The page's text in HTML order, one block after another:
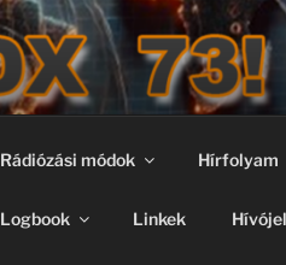
CQ DX 73!
CQ DX 73! – JN97
Rádiózási módok Hírfolyam
Logbook Linkek